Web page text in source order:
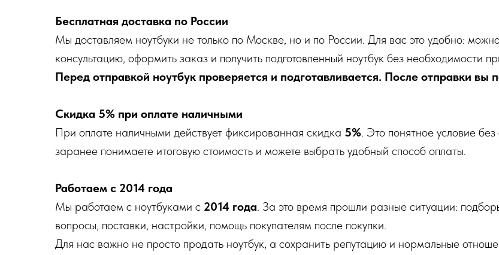
Бесплатная доставка по России
Мы доставляем ноутбуки не только по Москве, но и по России. Для вас это удобно:
консультацию, оформить заказ и получить подготовленный ноутбук без необходимости
Перед отправкой ноутбук проверяется и подготавливается. После отправки вы
Скидка 5% при оплате наличными
При оплате наличными действует фиксированная скидка 5%. Это понятное условие
заранее понимаете итоговую стоимость и можете выбрать удобный способ оплаты.
Работаем с 2014 года
Мы работаем с ноутбуками с 2014 года. За это время прошли разные ситуации:
вопросы, поставки, настройки, помощь покупателям после покупки.
Для нас важно не просто продать ноутбук, а сохранить репутацию и нормальные